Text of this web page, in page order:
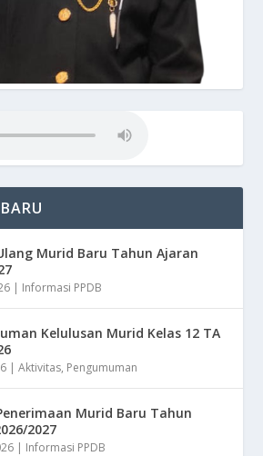
Murid Baru Tahun Ajaran
| Informasi PPDB
Kelulusan Murid Kelas 12 TA
|Aktivitas, Pengumuman
Murid Baru Tahun
2027
| Informasi PPDB